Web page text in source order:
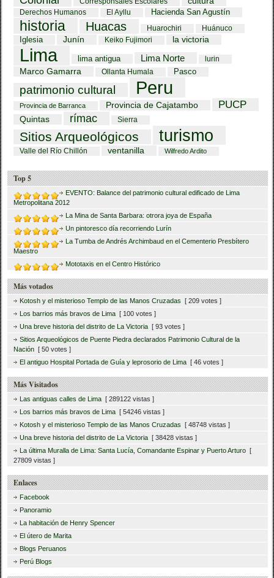
Derechos Humanos El Ayllu Hacienda San Agustín
historia Huacas Huarochiri Huánuco
Iglesia Junín Keiko Fujimori la victoria
Lima lima antigua Lima Norte lurin
Marco Gamarra Ollanta Humala Pasco
patrimonio cultural Peru
Provincia de Barranca Provincia de Cajatambo PUCP
Quintas rímac Sierra
Sitios Arqueológicos turismo
Valle del Río Chillón ventanilla Wilfredo Ardito
Top 5
EVENTO: Balance del patrimonio cultural edificado de Lima
Metropolitana 2012
La Mina de Santa Barbara: otrora joya de España
Un pintoresco día recorriendo Lurín
La Tumba de Andrés Archimbaud en el Cementerio Presbítero
Maestro
Mototaxis en el Centro Histórico
Más votados
Kotosh y el misterioso Templo de las Manos Cruzadas [ 209 votes ]
Los barrios más bravos de Lima [ 100 votes ]
Una breve historia del distrito de La Victoria [ 93 votes ]
Sitios Arqueológicos de Puente Piedra declarados Patrimonio Cultural de la
Nación [ 50 votes ]
El antiguo Hospital Portada de Guía y leprosorio de Lima [ 46 votes ]
Más Visitados
Las antiguas calles de Lima [ 289122 vistas ]
Los barrios más bravos de Lima [ 54246 vistas ]
Kotosh y el misterioso Templo de las Manos Cruzadas [ 48748 vistas ]
Una breve historia del distrito de La Victoria [ 38428 vistas ]
La última Muralla de Lima: Santa Lucía, Comandante Espinar y Puerto Arturo [
27809 vistas ]
Enlaces
Facebook
Panoramio
La habitación de Henry Spencer
El útero de Marita
Blogs Peruanos
Perú Blogs